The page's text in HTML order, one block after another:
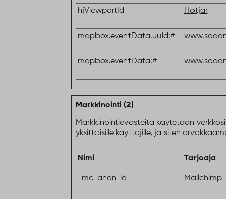
hjViewportId Hotjar
mapbox.eventData.uuid:#
mapbox.eventData:#
Markkinointi (2)
Markkinointievästeitä käytetään
yksittäisille käyttäjille, ja siten
Nimi Tarjoaja
_mc_anon_id Mailchimp